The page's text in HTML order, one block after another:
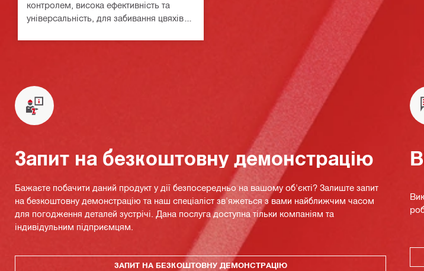
контролем, висока ефективність та
універсальність, для забивання цвяхів у
Запит на безкоштовну демонстрацію
Бажаєте побачити даний продукт у дії безпосередньо на вашому об'єкті? Залиште запит
на безкоштовну демонстрацію та наш спеціаліст зв'яжеться з вами найближчим часом
для погодження деталей зустрічі. Дана послуга доступна тільки компаніям та
індивідульним підприємцям.
ЗАПИТ НА БЕЗКОШТОВНУ ДЕМОНСТРАЦІЮ